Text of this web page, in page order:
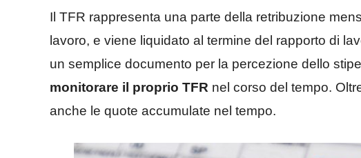
Il TFR rappresenta una parte della retribuzione
lavoro, e viene liquidato al termine del rapporto di
un semplice documento per la percezione dello
monitorare il proprio TFR nel corso del tempo.
anche le quote accumulate nel tempo.